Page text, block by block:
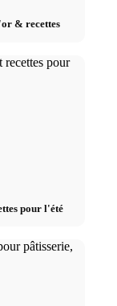
& recettes
pour l'été